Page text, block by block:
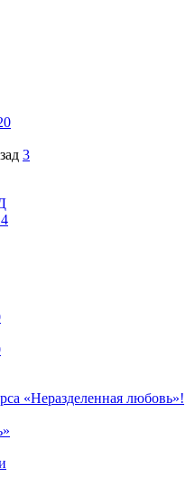
3
«Неразделенная любовь»!